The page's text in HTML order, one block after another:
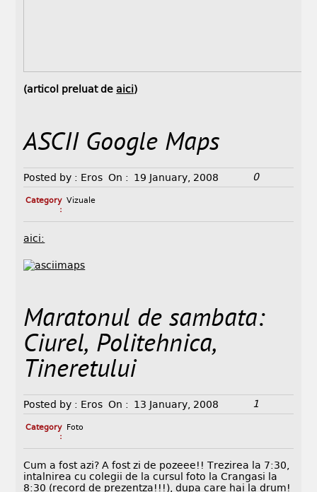
(articol preluat deaici)
ASCII Google Maps
Posted by : Eros On : 19 January, 2008 0
Category
:
Vizuale
aici:
Maratonul de sambata:
Ciurel, Politehnica,
Tineretului
Posted by : Eros On : 13 January, 2008 1
Category
:
Foto
Cum a fost azi? A fost zi de pozeee!! Trezirea la 7:30,
intalnirea cu colegii de la cursul foto la Crangasi la
8:30 (record de prezentza!!!), dupa care hai la drum!